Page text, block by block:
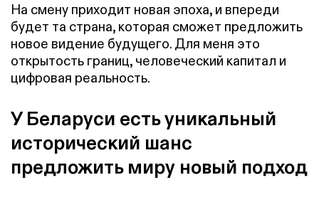
На смену приходит новая эпоха, и впереди
будет та страна, которая сможет предложить
новое видение будущего. Для меня это
открытость границ, человеческий капитал и
цифровая реальность.
У Беларуси есть уникальный
исторический шанс
предложить миру новый подход